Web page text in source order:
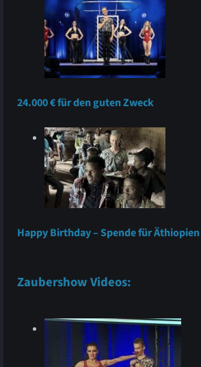
24.000 € für den guten Zweck
Happy Birthday – Spende für Äthiopien
Zaubershow Videos: